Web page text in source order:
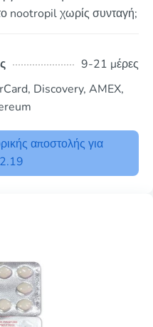
nootropil χωρίς συνταγή;
9-21 μέρες
Discovery, AMEX,
αποστολής για